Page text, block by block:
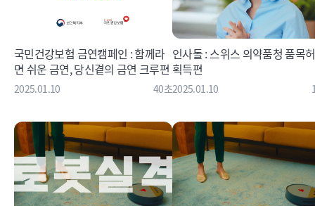
국민건강보험 금연캠페인 : 함께라
면 쉬운 금연, 당신곁의 금연 크루편
2025.01.10 40초
인사돌 : 스위스 의약품청 품목
획득편
2025.01.10